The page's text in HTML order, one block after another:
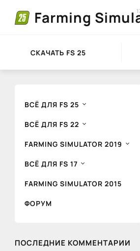
Farming
СКАЧАТЬ FS 25
ВСЁ ДЛЯ FS 25
ВСЁ ДЛЯ FS 22
FARMING SIMULATOR 2019
ВСЁ ДЛЯ FS 17
FARMING SIMULATOR 2015
ФОРУМ
ПОСЛЕДНИЕ КОММЕНТАРИИ